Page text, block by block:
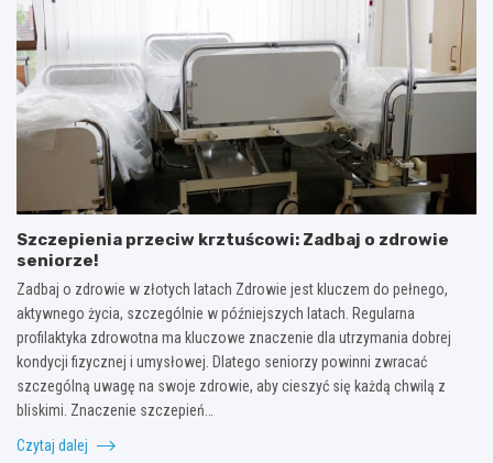
Szczepienia przeciw krztuścowi: Zadbaj o zdrowie
seniorze!
Zadbaj o zdrowie w złotych latach Zdrowie jest kluczem do pełnego,
aktywnego życia, szczególnie w późniejszych latach. Regularna
profilaktyka zdrowotna ma kluczowe znaczenie dla utrzymania dobrej
kondycji fizycznej i umysłowej. Dlatego seniorzy powinni zwracać
szczególną uwagę na swoje zdrowie, aby cieszyć się każdą chwilą z
bliskimi. Znaczenie szczepień…
Czytaj dalej